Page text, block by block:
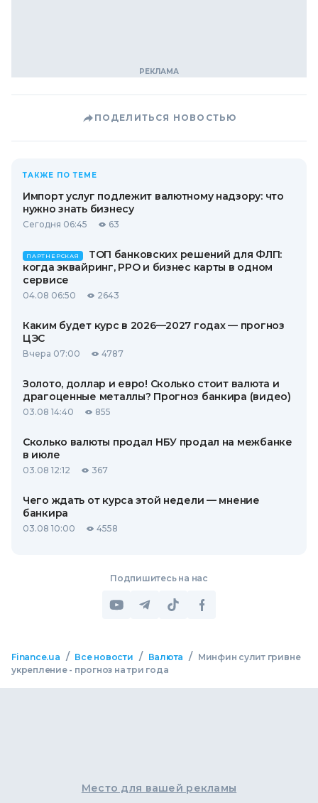
ПОДЕЛИТЬСЯ НОВОСТЬЮ
ТАКЖЕ ПО ТЕМЕ
Импорт услуг подлежит валютному надзору: что
нужно знать бизнесу
Сегодня 06:45 63
ПАРТНЕРСКАЯ
ТОП банковских решений для ФЛП:
когда эквайринг, РРО и бизнес карты в одном
сервисе
04.08 06:50 2643
Каким будет курс в 2026—2027 годах — прогноз
ЦЭС
Вчера 07:00 4787
Золото, доллар и евро! Сколько стоит валюта и
драгоценные металлы? Прогноз банкира (видео)
03.08 14:40 855
Сколько валюты продал НБУ продал на межбанке
в июле
03.08 12:12 367
Чего ждать от курса этой недели — мнение
банкира
03.08 10:00 4558
Подпишитесь на нас
Finance.ua / Все новости / Валюта /
Минфин сулит гривне
укрепление - прогноз на три года
Место для вашей рекламы